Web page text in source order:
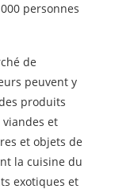
personnes
de
peuvent y
produits
et
et objets de
la cuisine du
exotiques et